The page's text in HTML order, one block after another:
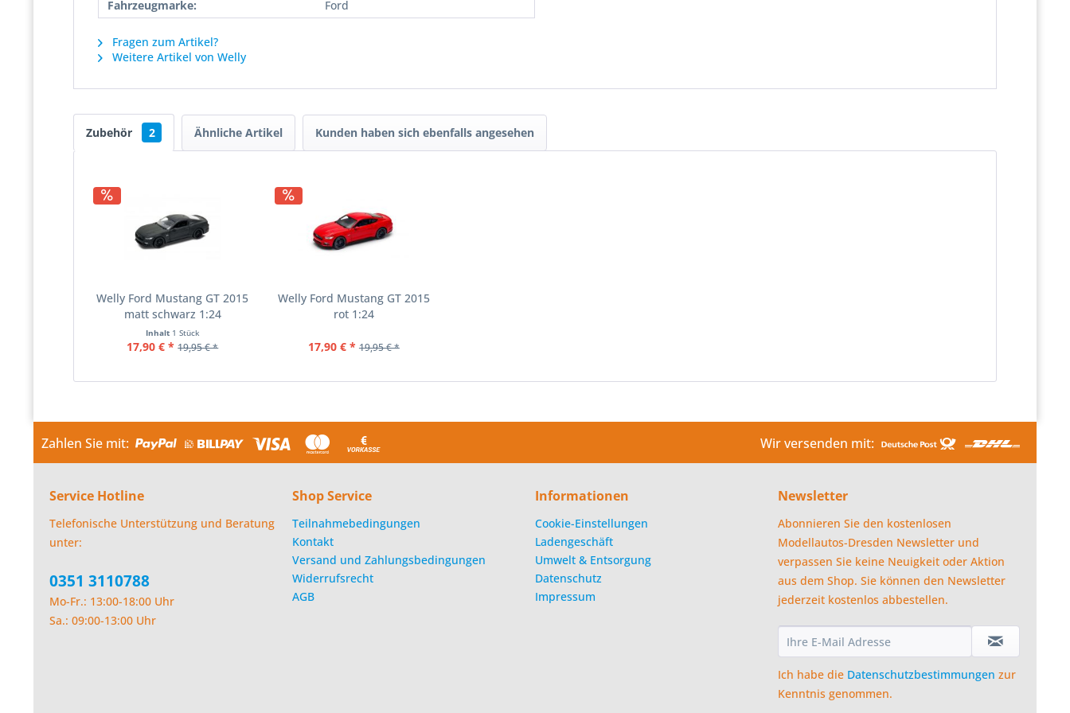
Fahrzeugmarke:
Ford
Fragen zum Artikel?
Weitere Artikel von Welly
Zubehör 2 Ähnliche Artikel Kunden haben sich ebenfalls angesehen
Welly Ford Mustang GT 2015
matt schwarz 1:24
Inhalt 1 Stück
17,90 € * 19,95 € *
Welly Ford Mustang GT 2015
rot 1:24
17,90 € * 19,95 € *
Zahlen Sie mit: Wir versenden mit:
Service Hotline
Telefonische Unterstützung und Beratung
unter:
0351 3110788
Mo-Fr.: 13:00-18:00 Uhr
Sa.: 09:00-13:00 Uhr
Shop Service
Teilnahmebedingungen
Kontakt
Versand und Zahlungsbedingungen
Widerrufsrecht
AGB
Informationen
Cookie-Einstellungen
Ladengeschäft
Umwelt & Entsorgung
Datenschutz
Impressum
Newsletter
Abonnieren Sie den kostenlosen
Modellautos-Dresden Newsletter und
verpassen Sie keine Neuigkeit oder Aktion
aus dem Shop. Sie können den Newsletter
jederzeit kostenlos abbestellen.
Ich habe die Datenschutzbestimmungen zur
Kenntnis genommen.